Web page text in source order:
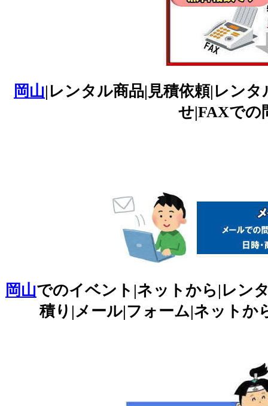
岡山|レンタル商品|見積依頼|レン
せ|FAXでの
岡山でのイベント|ネットから|レン
積り|メール|フォーム|ネットか